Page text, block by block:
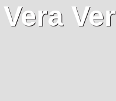
Vera